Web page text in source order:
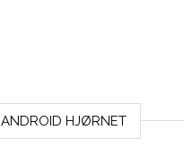
ANDROID HJØRNET